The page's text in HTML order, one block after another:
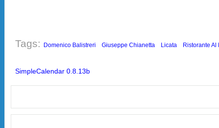
Tags: Domenico Balistreri Giuseppe Chianetta Licata Ristorante Al
SimpleCalendar 0.8.13b